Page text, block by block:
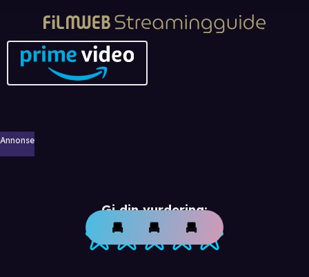
Annonse
Gi din vurdering: